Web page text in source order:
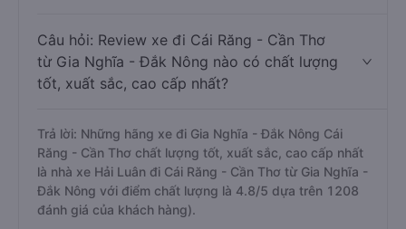
Câu hỏi: Review xe đi Cái Răng - Cần Thơ
từ Gia Nghĩa - Đắk Nông nào có chất lượng
tốt, xuất sắc, cao cấp nhất?
Trả lời: Những hãng xe đi Gia Nghĩa - Đắk Nông Cái
Răng - Cần Thơ chất lượng tốt, xuất sắc, cao cấp nhất
là nhà xe Hải Luân đi Cái Răng - Cần Thơ từ Gia Nghĩa -
Đắk Nông với điểm chất lượng là 4.8/5 dựa trên 1208
đánh giá của khách hàng).